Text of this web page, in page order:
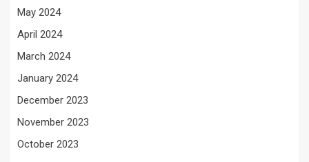
May 2024
April 2024
March 2024
January 2024
December 2023
November 2023
October 2023